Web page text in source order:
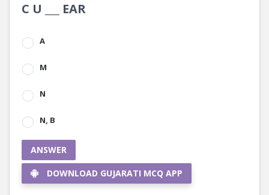
C U ___ EAR
A
M
N
N, B
ANSWER
DOWNLOAD GUJARATI MCQ APP